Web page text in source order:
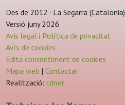
Des de 2012 · La Segarra (Catalonia)
Versió juny 2026
Avis legal i Política de privacitat
Avís de cookies
Edita consentiment de cookies
Mapa web | Contactar
Realització: cdnet